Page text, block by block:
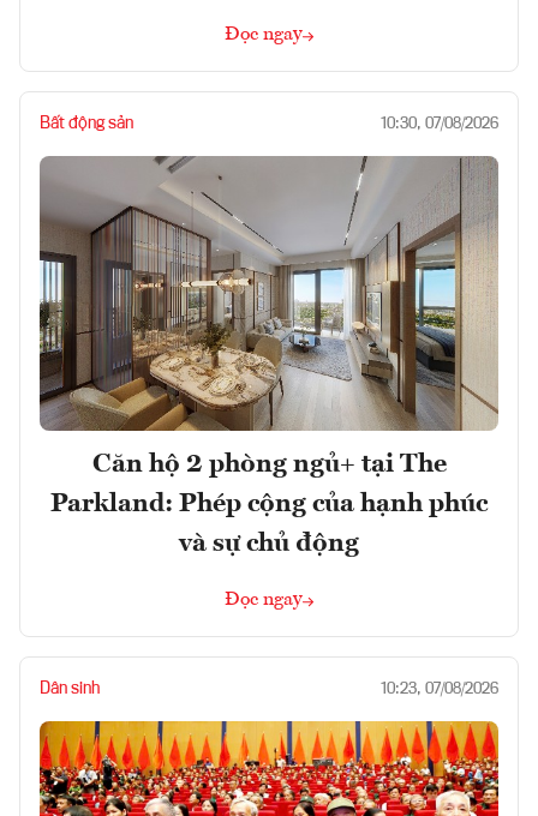
Đọc ngay
Bất động sản 10:30, 07/08/2026
Căn hộ 2 phòng ngủ+ tại The
Parkland: Phép cộng của hạnh phúc
và sự chủ động
Đọc ngay
Dân sinh 10:23, 07/08/2026